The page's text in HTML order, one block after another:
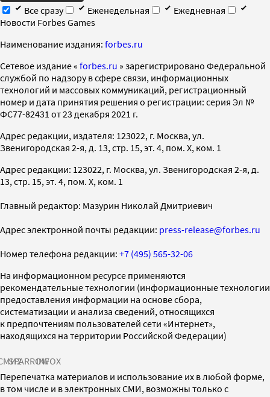
Все сразу
Еженедельная
Ежедневная
Новости Forbes Games
Наименование издания: forbes.ru
Cетевое издание « forbes.ru » зарегистрировано Федеральной
службой по надзору в сфере связи, информационных
технологий и массовых коммуникаций, регистрационный
номер и дата принятия решения о регистрации: серия Эл №
ФС77-82431 от 23 декабря 2021 г.
Адрес редакции, издателя: 123022, г. Москва, ул.
Звенигородская 2-я, д. 13, стр. 15, эт. 4, пом. X, ком. 1
Адрес редакции: 123022, г. Москва, ул. Звенигородская 2-я, д.
13, стр. 15, эт. 4, пом. X, ком. 1
Главный редактор: Мазурин Николай Дмитриевич
Адрес электронной почты редакции: press-release@forbes.ru
Номер телефона редакции: +7 (495) 565-32-06
На информационном ресурсе применяются
рекомендательные технологии (информационные технологии
предоставления информации на основе сбора,
систематизации и анализа сведений, относящихся
к предпочтениям пользователей сети «Интернет»,
находящихся на территории Российской Федерации)
SPARROWINFOX
Перепечатка материалов и использование их в любой форме,
в том числе и в электронных СМИ, возможны только с